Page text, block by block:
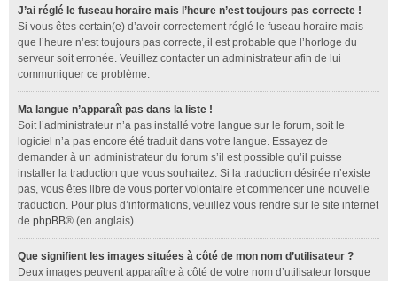
J’ai réglé le fuseau horaire mais l’heure n’est toujours pas correcte !
Si vous êtes certain(e) d’avoir correctement réglé le fuseau horaire mais
que l’heure n’est toujours pas correcte, il est probable que l’horloge du
serveur soit erronée. Veuillez contacter un administrateur afin de lui
communiquer ce problème.
Ma langue n’apparaît pas dans la liste !
Soit l’administrateur n’a pas installé votre langue sur le forum, soit le
logiciel n’a pas encore été traduit dans votre langue. Essayez de
demander à un administrateur du forum s’il est possible qu’il puisse
installer la traduction que vous souhaitez. Si la traduction désirée n’existe
pas, vous êtes libre de vous porter volontaire et commencer une nouvelle
traduction. Pour plus d’informations, veuillez vous rendre sur le site internet
de phpBB® (en anglais).
Que signifient les images situées à côté de mon nom d’utilisateur ?
Deux images peuvent apparaître à côté de votre nom d’utilisateur lorsque